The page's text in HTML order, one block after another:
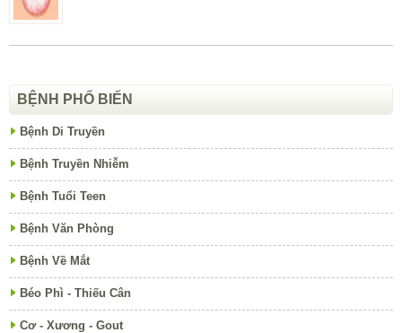
BỆNH PHỔ BIẾN
Bệnh Di Truyền
Bệnh Truyền Nhiễm
Bệnh Tuổi Teen
Bệnh Văn Phòng
Bệnh Về Mắt
Béo Phì - Thiếu Cân
Cơ - Xương - Gout